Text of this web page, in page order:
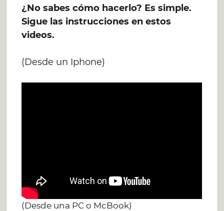
¿No sabes cómo hacerlo? Es simple.
Sigue las instrucciones en estos
videos.
(Desde un Iphone)
(Desde una PC o McBook)